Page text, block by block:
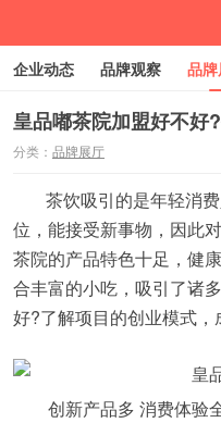
企业动态 品牌观察 品
深度观察 伙伴计划
皇品嘟茶院加盟好不好
分类： 品牌展厅
茶饮吸引的是年轻消
位，能接受新事物，因此
茶院的产品特色十足，健
合丰富的小吃，吸引了诸
好?了解项目的创业模式，
创新产品多 消费体验